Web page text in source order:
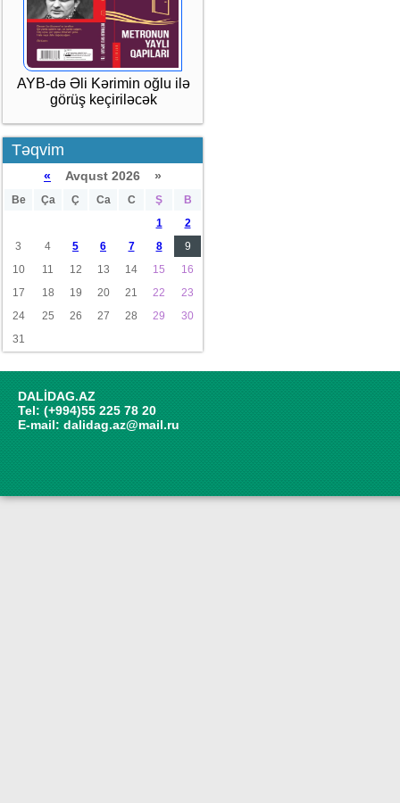
AYB-də Əli Kərimin oğlu ilə
görüş keçiriləcək
Təqvim
« Avqust 2026 »
Be Ça Ç Ca C Ş
B
1
2
3
4 5 6 7 8
9
10
11 12 13 14 15
16
17
18 19 20 21 22
23
24
25 26 27 28 29
30
31
DALİDAG.AZ
Tel: (+994)55 225 78 20
E-mail: dalidag.az@mail.ru